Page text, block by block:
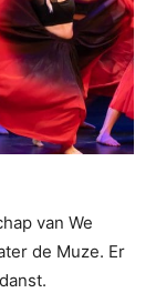
van We
de Muze. Er